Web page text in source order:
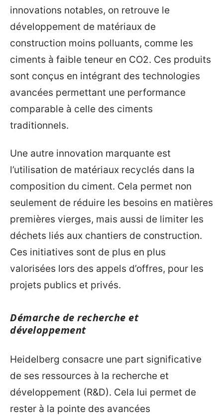
innovations notables, on retrouve le
développement de matériaux de
construction moins polluants, comme les
ciments à faible teneur en CO2. Ces produits
sont conçus en intégrant des technologies
avancées permettant une performance
comparable à celle des ciments
traditionnels.
Une autre innovation marquante est
l’utilisation de matériaux recyclés dans la
composition du ciment. Cela permet non
seulement de réduire les besoins en matières
premières vierges, mais aussi de limiter les
déchets liés aux chantiers de construction.
Ces initiatives sont de plus en plus
valorisées lors des appels d’offres, pour les
projets publics et privés.
Démarche de recherche et
développement
Heidelberg consacre une part significative
de ses ressources à la recherche et
développement (R&D). Cela lui permet de
rester à la pointe des avancées